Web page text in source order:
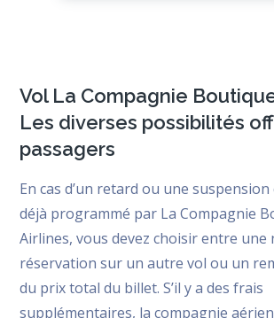
Vol La Compagnie
Les diverses possibilités
passagers
En cas d’un retard ou une suspension
déjà programmé par La Compagnie
Airlines, vous devez choisir entre une
réservation sur un autre vol ou un
du prix total du billet. S’il y a des frais
supplémentaires, la compagnie